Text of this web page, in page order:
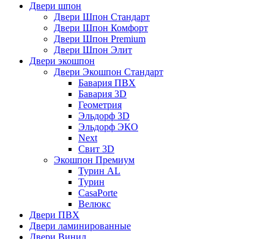
Двери шпон
Двери Шпон Стандарт
Двери Шпон Комфорт
Двери Шпон Premium
Двери Шпон Элит
Двери экошпон
Двери Экошпон Стандарт
Бавария ПВХ
Бавария 3D
Геометрия
Эльдорф 3D
Эльдорф ЭКО
Next
Свит 3D
Экошпон Премиум
Турин AL
Турин
CasaPorte
Велюкс
Двери ПВХ
Двери ламинированные
Двери Винил